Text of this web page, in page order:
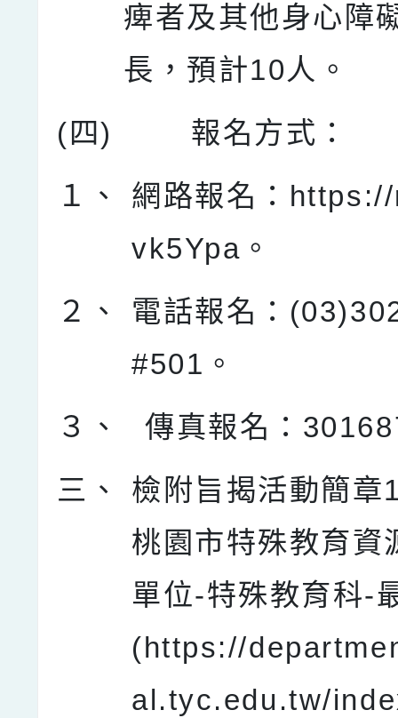
痺者及其他身心障
長，預計10人。
(四)
報名方式：
１、
網路報名：
vk5Ypa。
２、
電話報名：
#501。
３、
傳真報名：
三、
檢附旨揭活動簡章
桃園市特殊教育資
單位-特殊教育科-
(https://
al.tyc.edu.tw/